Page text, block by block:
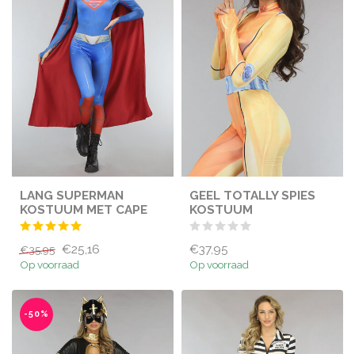
LANG SUPERMAN
KOSTUUM MET CAPE
€35,95 €25,16
Op voorraad
GEEL TOTALLY SPIES
KOSTUUM
€37,95
Op voorraad
-50%